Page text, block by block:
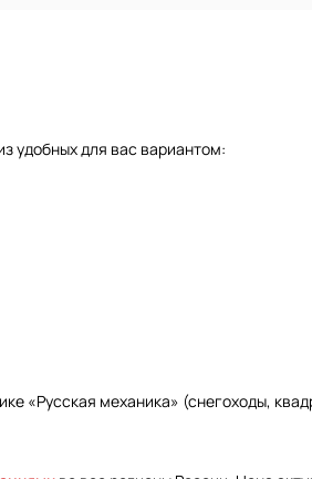
удобных для вас вариантом:
«Русская механика» (снегоходы,